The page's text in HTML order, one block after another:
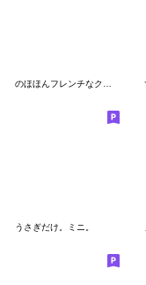
のほほんフレンチなクマとウサギ
うさぎだけ。ミニ。